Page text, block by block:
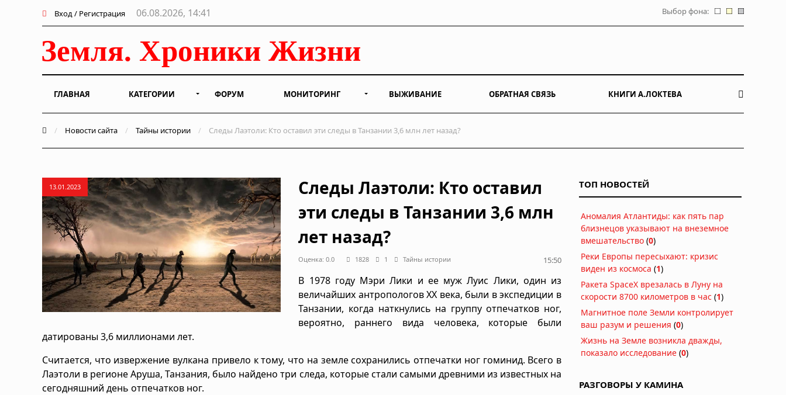
Вход / Регистрация 06.08.2026, 14:41 Выбор фона:
ГЛАВНАЯ КАТЕГОРИИ ФОРУМ МОНИТОРИНГ ВЫЖИВАНИЕ ОБРАТНАЯ СВЯЗЬ КНИГИ А.ЛОКТЕВА
/ Новости сайта / Тайны истории / Следы Лаэтоли: Кто оставил эти следы в Танзании 3,6 млн лет назад?
13.01.2023
Следы Лаэтоли: Кто оставил
эти следы в Танзании 3,6 млн
лет назад?
Оценка: 0.0 1828 1 Тайны истории 15:50
В 1978 году Мэри Лики и ее муж Луис Лики, один из
величайших антропологов XX века, были в экспедиции в
Танзании, когда наткнулись на группу отпечатков ног,
вероятно, раннего вида человека, которые были
датированы 3,6 миллионами лет.
Считается, что извержение вулкана привело к тому, что на земле сохранились отпечатки ног гоминид. Всего в
Лаэтоли в регионе Аруша, Танзания, было найдено три следа, которые стали самыми древними из известных на
сегодняшний день отпечатков ног.
ТОП НОВОСТЕЙ
Аномалия Атлантиды: как пять пар
близнецов указывают на внеземное
вмешательство (0)
Реки Европы пересыхают: кризис
виден из космоса (1)
Ракета SpaceX врезалась в Луну на
скорости 8700 километров в час (1)
Магнитное поле Земли контролирует
ваш разум и решения (0)
Жизнь на Земле возникла дважды,
показало исследование (0)
РАЗГОВОРЫ У КАМИНА